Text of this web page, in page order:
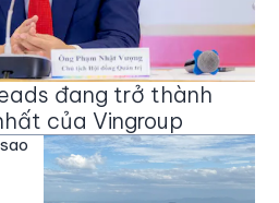
đang trở thành
của Vingroup